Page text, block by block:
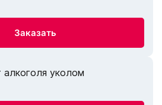
Заказать
уколом